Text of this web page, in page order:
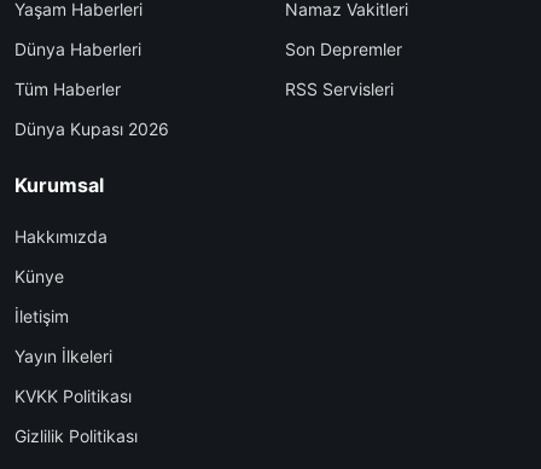
Yaşam Haberleri
Dünya Haberleri
Tüm Haberler
Dünya Kupası 2026
Namaz Vakitleri
Son Depremler
RSS Servisleri
Kurumsal
Hakkımızda
Künye
İletişim
Yayın İlkeleri
KVKK Politikası
Gizlilik Politikası